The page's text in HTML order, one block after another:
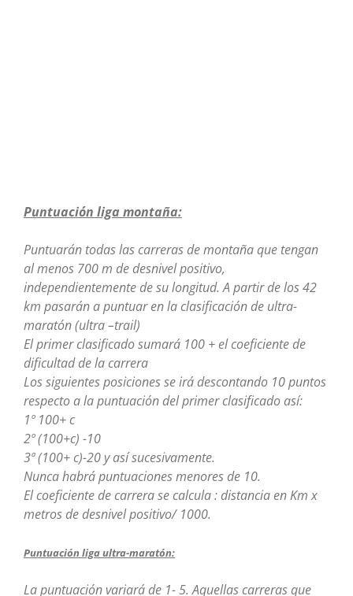
Puntuación liga montaña:
Puntuarán todas las carreras de montaña que tengan
al menos 700 m de desnivel positivo,
independientemente de su longitud. A partir de los 42
km pasarán a puntuar en la clasificación de ultra-
maratón (ultra –trail)
El primer clasificado sumará 100 + el coeficiente de
dificultad de la carrera
Los siguientes posiciones se irá descontando 10 puntos
respecto a la puntuación del primer clasificado así:
1º 100+ c
2º (100+c) -10
3ª (100+ c)-20 y así sucesivamente.
Nunca habrá puntuaciones menores de 10.
El coeficiente de carrera se calcula : distancia en Km x
metros de desnivel positivo/ 1000.
Puntuación liga ultra-maratón:
La puntuación variará de 1- 5. Aquellas carreras que